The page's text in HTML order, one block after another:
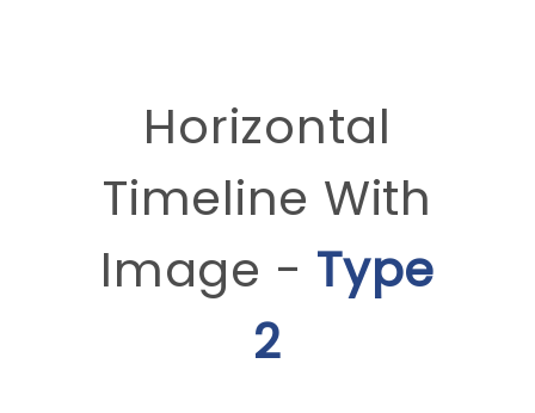
Horizontal
Timeline With
Image - Type
2